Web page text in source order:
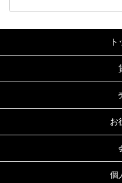
お
個